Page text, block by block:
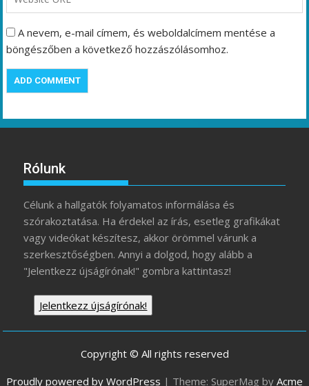
A nevem, e-mail címem, és weboldalcímem mentése a
böngészőben a következő hozzászólásomhoz.
Rólunk
Célunk a hallgatók folyamatos informálása és
szórakoztatása. Ha érdekel az írás, esetleg grafikákat
vagy videókat készítesz, akkor örömmel várunk a
szerkesztőségben. Annyi a dolgod, hogy alább a
"Jelentkezz újságírónak!" gombra kattintasz!
Jelentkezz újságírónak!
Copyright © All rights reserved
Proudly powered by WordPress | Theme: SuperMag by Acme